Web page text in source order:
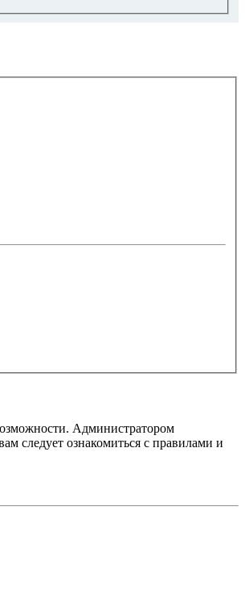
Администратором
следует ознакомиться с правилами и